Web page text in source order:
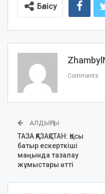
Бөлісу
Comments
АЛДЫҢҒЫ
ТАЗА ҚАЗАҚСТАН: Қосы
батыр ескерткіші
маңында тазалау
жұмыстары өтті